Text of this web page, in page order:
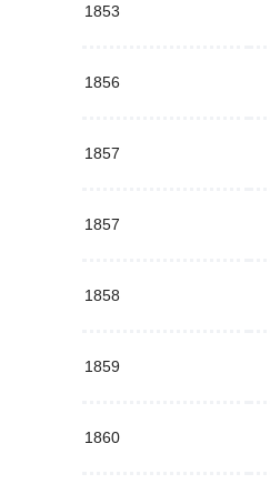
1853
1856
1857
1857
1858
1859
1860